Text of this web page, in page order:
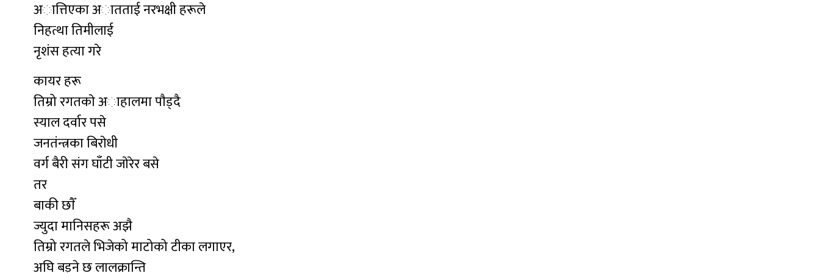
अात्तिएका अातताई नरभक्षी हरूले
निहत्था तिमीलाई
नृशंस हत्या गरे
कायर हरू
तिम्रो रगतकाे अाहालमा पाैड्दै
स्याल दर्वार पसे
जनतंन्त्रका बिराेधी
वर्ग बैरी संग घाँटी जाेरेर बसे
तर
बाकी छाैँ
ज्युदा मानिसहरू अझै
तिम्रो रगतले भिजेको माटोको टीका लगाएर,
अघि बड्ने छ लालक्रान्ति